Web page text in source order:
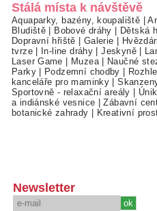
Stálá místa k návštěvě
Aquaparky, bazény, koupaliště |
Bludiště
Bobové dráhy Dětská
Dopravní hřiště
Galerie
tvrze| In-line dráhy |Jeskyně|
Laser Game
Muzea| Naučné
Parky| Podzemní chodby
kanceláře pro maminky |
Sportovně - relaxační areály
a indiánské vesnice |Zábavní
botanické zahrady
Kreativní
Newsletter